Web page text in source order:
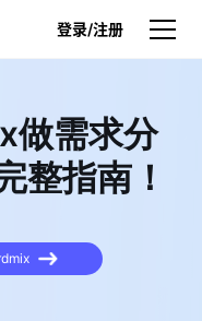
登录/注册
做需求分
整指南！